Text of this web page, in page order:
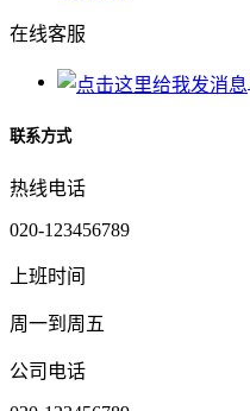
在线客服
联系方式
热线电话
020-123456789
上班时间
周一到周五
公司电话